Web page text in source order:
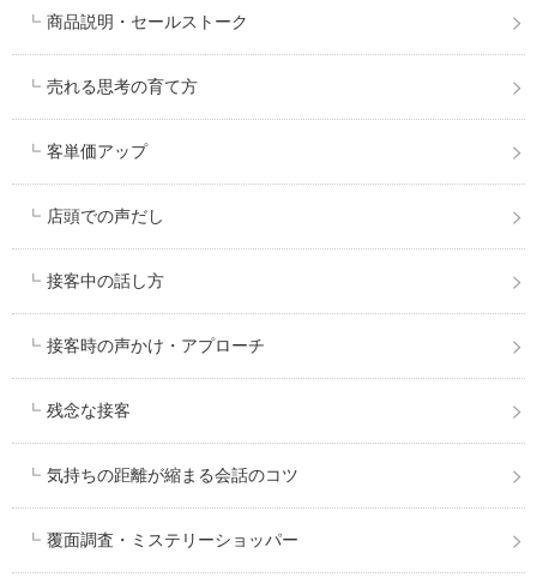
商品説明・セールストーク
売れる思考の育て方
客単価アップ
店頭での声だし
接客中の話し方
接客時の声かけ・アプローチ
残念な接客
気持ちの距離が縮まる会話のコツ
覆面調査・ミステリーショッパー